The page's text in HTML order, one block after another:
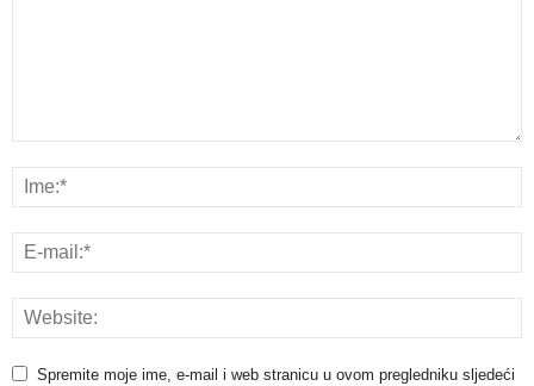
Spremite moje ime, e-mail i web stranicu u ovom pregledniku sljedeći